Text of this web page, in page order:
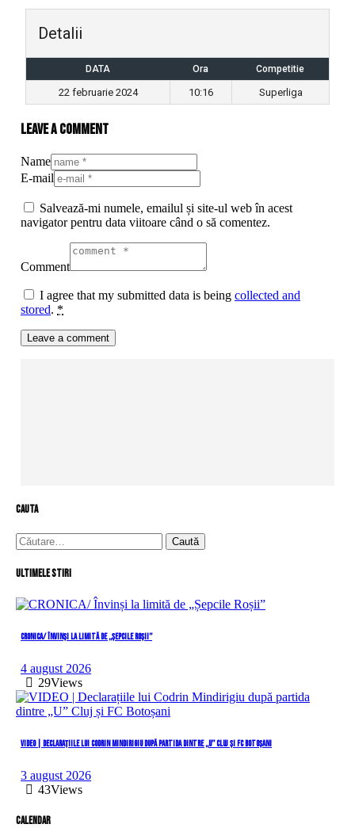
Detalii
DATA Ora Competitie
22 februarie 2024 10:16 Superliga
Leave a comment
Name
E-mail
Salvează-mi numele, emailul și site-ul web în acest
navigator pentru data viitoare când o să comentez.
Comment
I agree that my submitted data is being collected and
stored. *
cauta
Caută
după:
Ultimele stiri
CRONICA/ Învinși la limită de „Șepcile Roșii”
4 august 2026
29Views
VIDEO | Declarațiile lui Codrin Mindirigiu după partida dintre „U” Cluj și FC Botoșani
3 august 2026
43Views
Calendar